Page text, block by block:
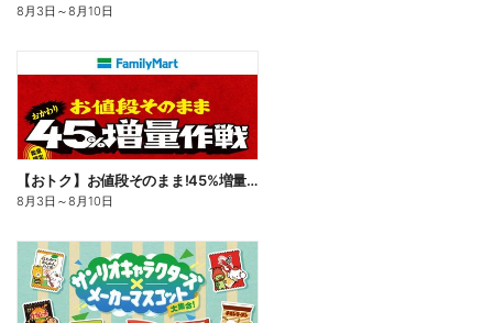
8月3日 ～8月10日
【おトク】お値段そのまま!45%増量作戦!
8月3日 ～8月10日